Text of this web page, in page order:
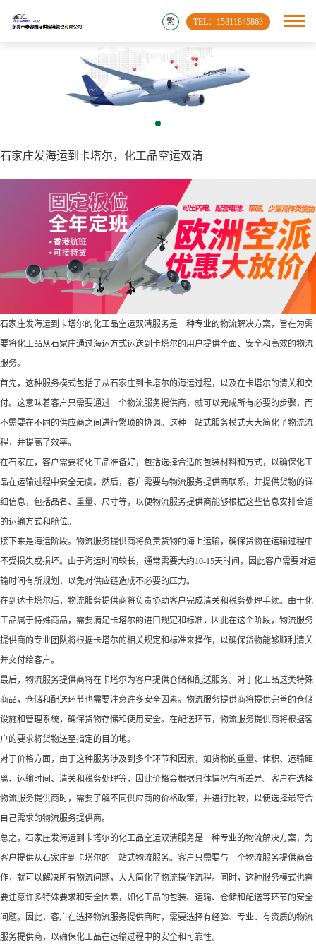
TEL：15811845863
繁
石家庄发海运到卡塔尔，化工品空运双清
石家庄发海运到卡塔尔的化工品空运双清服务是一种专业的物流解决方案，旨在为需
要将化工品从石家庄通过海运方式运送到卡塔尔的用户提供全面、安全和高效的物流
服务。
首先，这种服务模式包括了从石家庄到卡塔尔的海运过程，以及在卡塔尔的清关和交
付。这意味着客户只需要通过一个物流服务提供商，就可以完成所有必要的步骤，而
不需要在不同的供应商之间进行繁琐的协调。这种一站式服务模式大大简化了物流流
程，并提高了效率。
在石家庄，客户需要将化工品准备好，包括选择合适的包装材料和方式，以确保化工
品在运输过程中安全无虞。然后，客户需要与物流服务提供商联系，并提供货物的详
细信息，包括品名、重量、尺寸等，以便物流服务提供商能够根据这些信息安排合适
的运输方式和舱位。
接下来是海运阶段。物流服务提供商将负责货物的海上运输，确保货物在运输过程中
不受损失或损坏。由于海运时间较长，通常需要大约10-15天时间，因此客户需要对运
输时间有所规划，以免对供应链造成不必要的压力。
在到达卡塔尔后，物流服务提供商将负责协助客户完成清关和税务处理手续。由于化
工品属于特殊商品，需要满足卡塔尔的进口规定和标准，因此在这个阶段，物流服务
提供商的专业团队将根据卡塔尔的相关规定和标准来操作，以确保货物能够顺利清关
并交付给客户。
最后，物流服务提供商将在卡塔尔为客户提供仓储和配送服务。对于化工品这类特殊
商品，仓储和配送环节也需要注意许多安全因素。物流服务提供商将提供完善的仓储
设施和管理系统，确保货物存储和使用安全。在配送环节，物流服务提供商将根据客
户的要求将货物送至指定的目的地。
对于价格方面，由于这种服务涉及到多个环节和因素，如货物的重量、体积、运输距
离、运输时间、清关和税务处理等，因此价格会根据具体情况有所差异。客户在选择
物流服务提供商时，需要了解不同供应商的价格政策，并进行比较，以便选择最符合
自己需求的物流服务提供商。
总之，石家庄发海运到卡塔尔的化工品空运双清服务是一种专业的物流解决方案，为
客户提供从石家庄到卡塔尔的一站式物流服务。客户只需要与一个物流服务提供商合
作，就可以解决所有物流问题，大大简化了物流操作流程。同时，这种服务模式也需
要注意许多特殊要求和安全因素，如化工品的包装、运输、仓储和配送等环节的安全
问题。因此，客户在选择物流服务提供商时，需要选择有经验、专业、有资质的物流
服务提供商，以确保化工品在运输过程中的安全和可靠性。